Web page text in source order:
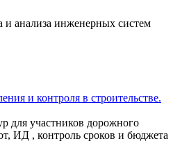
анализа инженерных систем
и контроля в строительстве.
для участников дорожного
ИД , контроль сроков и бюджета